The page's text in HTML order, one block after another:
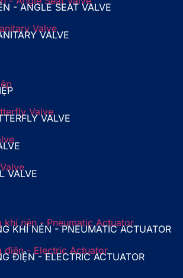
- ANGLE SEAT VALVE
VALVE
VALVE
VALVE
KHÍ NÉN - PNEUMATIC ACTUATOR
ĐIỆN - ELECTRIC ACTUATOR